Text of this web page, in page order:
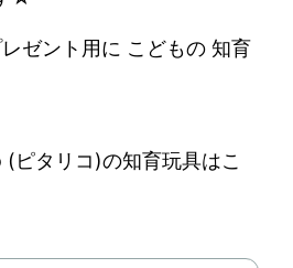
ゼント用に こどもの 知育
(ピタリコ)の知育玩具はこ